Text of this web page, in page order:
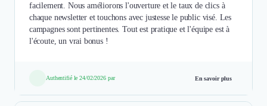
facilement. Nous améliorons l'ouverture et le taux de clics à
chaque newsletter et touchons avec justesse le public visé. Les
campagnes sont pertinentes. Tout est pratique et l'équipe est à
l'écoute, un vrai bonus !
Authentifié le 24/02/2026 par En savoir plus